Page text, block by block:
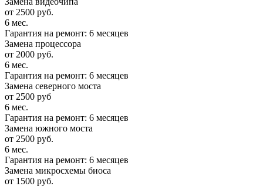
от 2500 руб.
6 мес.
Гарантия на ремонт: 6 месяцев
Замена процессора
от 2000 руб.
6 мес.
Гарантия на ремонт: 6 месяцев
Замена северного моста
от 2500 руб
6 мес.
Гарантия на ремонт: 6 месяцев
Замена южного моста
от 2500 руб.
6 мес.
Гарантия на ремонт: 6 месяцев
Замена микросхемы биоса
от 1500 руб.